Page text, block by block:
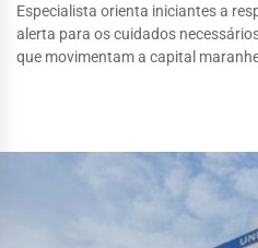
Especialista orienta iniciantes a
alerta para os cuidados
que movimentam a capital